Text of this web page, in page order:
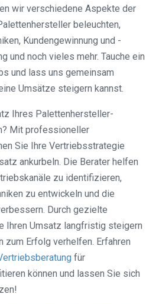
wir verschiedene Aspekte der
beleuchten,
Kundengewinnung und -
und noch vieles mehr. Tauche ein
und lass uns gemeinsam
Umsätze steigern kannst.
Ihres Palettenhersteller-
Mit professioneller
Sie Ihre Vertriebsstrategie
ankurbeln. Die Berater helfen
zu identifizieren,
zu entwickeln und die
Durch gezielte
Ihren Umsatz langfristig steigern
zum Erfolg verhelfen. Erfahren
für
können und lassen Sie sich